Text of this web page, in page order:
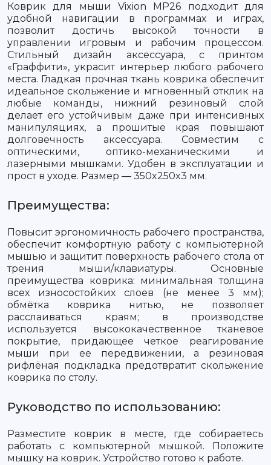
Коврик для мыши Vixion MP26 подходит для
удобной навигации в программах и играх,
позволит достичь высокой точности в
управлении игровым и рабочим процессом.
Стильный дизайн аксессуара, с принтом
«Граффити», украсит интерьер любого рабочего
места. Гладкая прочная ткань коврика обеспечит
идеальное скольжение и мгновенный отклик на
любые команды, нижний резиновый слой
делает его устойчивым даже при интенсивных
манипуляциях, а прошитые края повышают
долговечность аксессуара. Совместим с
оптическими, оптико-механическими и
лазерными мышками. Удобен в эксплуатации и
прост в уходе. Размер — 350x250x3 мм.
Преимущества:
Повысит эргономичность рабочего пространства,
обеспечит комфортную работу с компьютерной
мышью и защитит поверхность рабочего стола от
трения мыши/клавиатуры. Основные
преимущества коврика: минимальная толщина
всех износостойких слоев (не менее 3 мм);
обмётка коврика нитью, не позволяет
расслаиваться краям; в производстве
используется высококачественное тканевое
покрытие, придающее четкое реагирование
мыши при ее передвижении, а резиновая
рифлёная подкладка предотвратит скольжение
коврика по столу.
Руководство по использованию:
Разместите коврик в месте, где собираетесь
работать с компьютерной мышкой. Положите
мышку на коврик. Устройство готово к работе.